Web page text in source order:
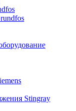
Stingray